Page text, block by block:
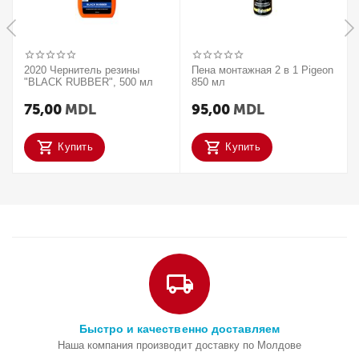
2020 Чернитель резины
"BLACK RUBBER", 500 мл
75,00 MDL
Купить
Пена монтажная 2 в 1 Pigeon
850 мл
95,00 MDL
Купить
Быстро и качественно доставляем
Наша компания производит доставку по Молдове